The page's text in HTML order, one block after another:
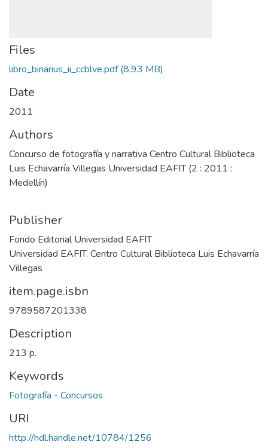
Files
libro_binarius_ii_ccblve.pdf(8.93 MB)
Date
2011
Authors
Concurso de fotografía y narrativa Centro Cultural Biblioteca
Luis Echavarría Villegas Universidad EAFIT (2 : 2011 :
Medellín)
Publisher
Fondo Editorial Universidad EAFIT
Universidad EAFIT. Centro Cultural Biblioteca Luis Echavarría
Villegas
item.page.isbn
9789587201338
Description
213 p.
Keywords
Fotografía - Concursos
URI
http://hdl.handle.net/10784/1256